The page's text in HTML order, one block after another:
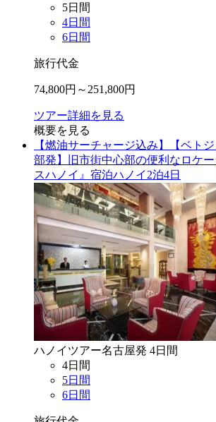
5日間
4日間
6日間
旅行代金
74,800円～ 251,800円
ツアー詳細を見る
概要を見る
【燃油サーチャージ込み】【ベト
部発】旧市街中心部の便利なロケ
スハノイ』宿泊ハノイ2泊4日
ハノイ ツアー名古屋発 4日間
4日間
5日間
6日間